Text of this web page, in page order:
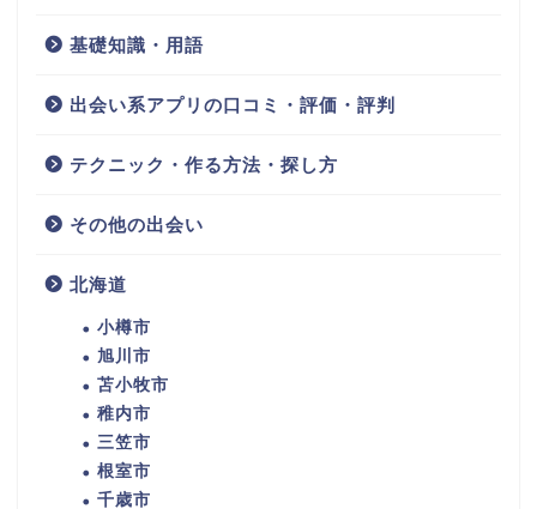
基礎知識・用語
出会い系アプリの口コミ・評価・評判
テクニック・作る方法・探し方
その他の出会い
北海道
小樽市
旭川市
苫小牧市
稚内市
三笠市
根室市
千歳市